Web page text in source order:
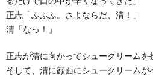
正志「ふふふ。さよならだ、清！」
清「なっ！」
正志が清に向かってシュークリームを
そして、清に顔面にシュークリームが